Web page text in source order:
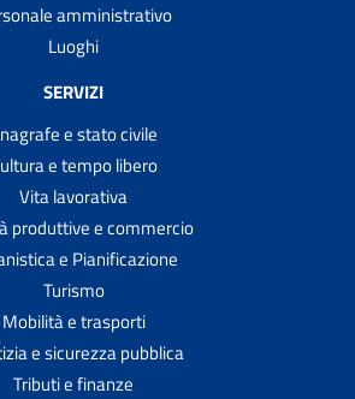
amministrativo
Luoghi
SERVIZI
e stato civile
e tempo libero
Vita lavorativa
produttive e commercio
e Pianificazione
Turismo
Mobilità e trasporti
e sicurezza pubblica
Tributi e finanze